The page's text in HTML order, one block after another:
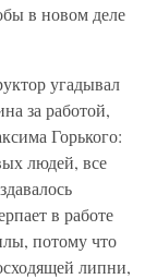
в новом деле
угадывал
за работой,
Горького:
людей, все
в работе
потому что
липни,